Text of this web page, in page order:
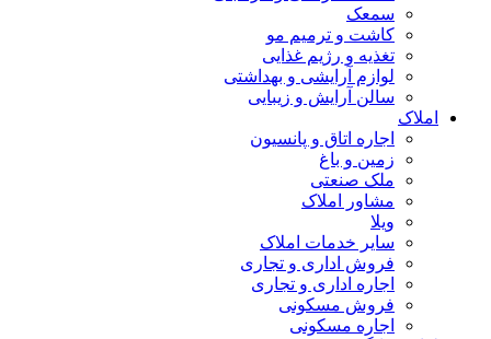
سمعک
کاشت و ترمیم مو
تغذیه و رژیم غذایی
لوازم آرایشی و بهداشتی
سالن آرایش و زیبایی
املاک
اجاره اتاق و پانسیون
زمین و باغ
ملک صنعتی
مشاور املاک
ویلا
سایر خدمات املاک
فروش اداری و تجاری
اجاره اداری و تجاری
فروش مسکونی
اجاره مسکونی